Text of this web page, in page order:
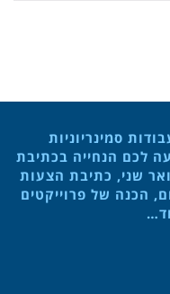
סמינריוניות
לכם הנחייה בכתיבת
שני, כתיבת הצעות
הכנה של פרוייקטים